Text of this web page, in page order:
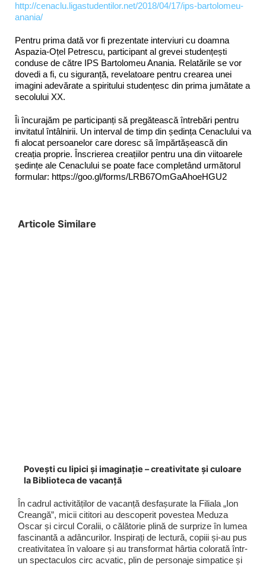
http://cenaclu.ligastudentilor.net/2018/04/17/ips-bartolomeu-
anania/
Pentru prima dată vor fi prezentate interviuri cu doamna
Aspazia-Oțel Petrescu, participant al grevei studențești
conduse de către IPS Bartolomeu Anania. Relatările se vor
dovedi a fi, cu siguranță, revelatoare pentru crearea unei
imagini adevărate a spiritului studențesc din prima jumătate a
secolului XX.
Îi încurajăm pe participanți să pregătească întrebări pentru
invitatul întâlnirii. Un interval de timp din ședința Cenaclului va
fi alocat persoanelor care doresc să împărtășească din
creația proprie. Înscrierea creațiilor pentru una din viitoarele
ședințe ale Cenaclului se poate face completând următorul
formular: https://goo.gl/forms/LRB67OmGaAhoeHGU2
Articole Similare
Povești cu lipici și imaginație – creativitate și culoare
la Biblioteca de vacanță
În cadrul activităților de vacanță desfașurate la Filiala „Ion
Creangă”, micii cititori au descoperit povestea Meduza
Oscar și circul Coralii, o călătorie plină de surprize în lumea
fascinantă a adâncurilor. Inspirați de lectură, copiii și-au pus
creativitatea în valoare și au transformat hârtia colorată într-
un spectaculos circ acvatic, plin de personaje simpatice și